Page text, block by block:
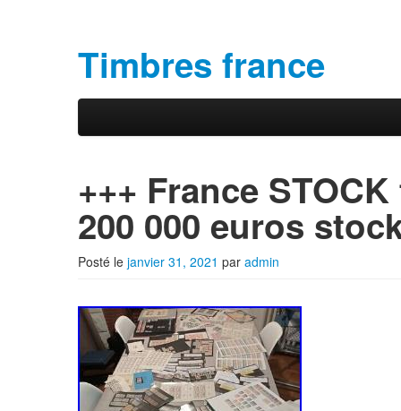
Timbres france
Menu principal
+++ France
200 000 euros
Posté le janvier 31, 2021 par admin